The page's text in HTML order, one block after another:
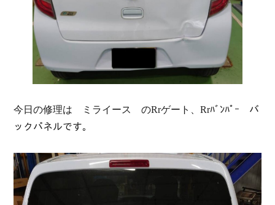
今日の修理は ミライース のRrゲート、Rrﾊﾞﾝﾊﾟｰ バ
ックパネルです。